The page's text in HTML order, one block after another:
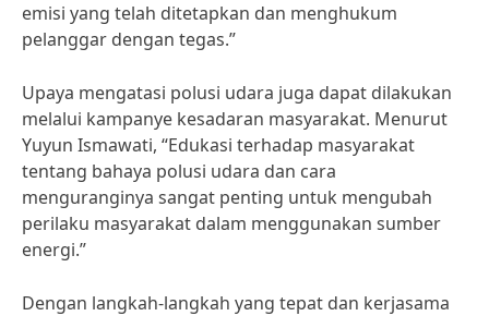
emisi yang telah ditetapkan dan menghukum
pelanggar dengan tegas.”
Upaya mengatasi polusi udara juga dapat dilakukan
melalui kampanye kesadaran masyarakat. Menurut
Yuyun Ismawati, “Edukasi terhadap masyarakat
tentang bahaya polusi udara dan cara
menguranginya sangat penting untuk mengubah
perilaku masyarakat dalam menggunakan sumber
energi.”
Dengan langkah-langkah yang tepat dan kerjasama